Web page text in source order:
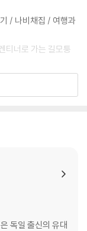
/ 나비채집 / 여행과
티너로 가는 길모퉁
곳들 / 두 개의 수수
급문고 / 독일 청소
/ 겨울철 어느 저녁
에니케 / 달 / 꼽추 난
독일 출신의 유대